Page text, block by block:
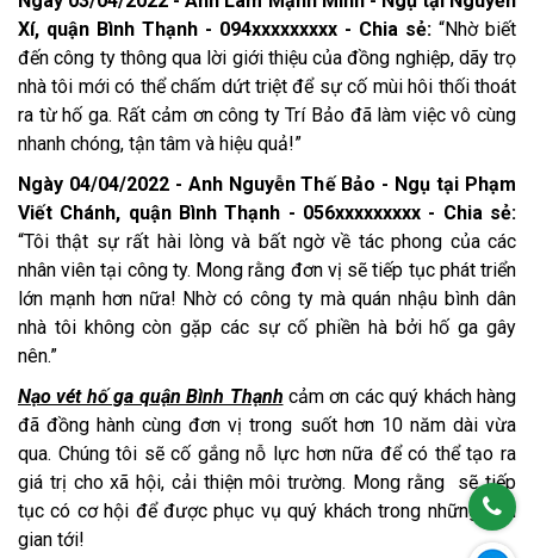
Xí, quận Bình Thạnh - 094xxxxxxxxx - Chia sẻ: “Nhờ biết
đến công ty thông qua lời giới thiệu của đồng nghiệp, dãy trọ
nhà tôi mới có thể chấm dứt triệt để sự cố mùi hôi thối thoát
ra từ hố ga. Rất cảm ơn công ty Trí Bảo đã làm việc vô cùng
nhanh chóng, tận tâm và hiệu quả!”
Ngày 04/04/2022 - Anh Nguyễn Thế Bảo - Ngụ tại Phạm
Viết Chánh, quận Bình Thạnh - 056xxxxxxxxx - Chia sẻ:
“Tôi thật sự rất hài lòng và bất ngờ về tác phong của các
nhân viên tại công ty. Mong rằng đơn vị sẽ tiếp tục phát triển
lớn mạnh hơn nữa! Nhờ có công ty mà quán nhậu bình dân
nhà tôi không còn gặp các sự cố phiền hà bởi hố ga gây
nên.”
Nạo vét hố ga quận Bình Thạnh cảm ơn các quý khách hàng
đã đồng hành cùng đơn vị trong suốt hơn 10 năm dài vừa
qua. Chúng tôi sẽ cố gắng nỗ lực hơn nữa để có thể tạo ra
giá trị cho xã hội, cải thiện môi trường. Mong rằng sẽ tiếp
tục có cơ hội để được phục vụ quý khách trong những thời
gian tới!